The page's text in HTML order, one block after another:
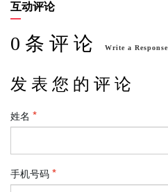
互动评论
0 条 评 论 Write a Response
发 表 您 的 评 论
姓名
手机号码